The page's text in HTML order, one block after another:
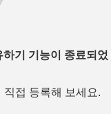
기 기능이 종료되었
접 등록해 보세요.